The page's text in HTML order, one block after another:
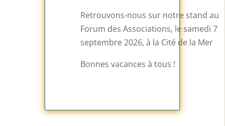
Retrouvons-nous sur notre stand au
Forum des Associations, le samedi 7
septembre 2026, à la Cité de la Mer
Bonnes vacances à tous !